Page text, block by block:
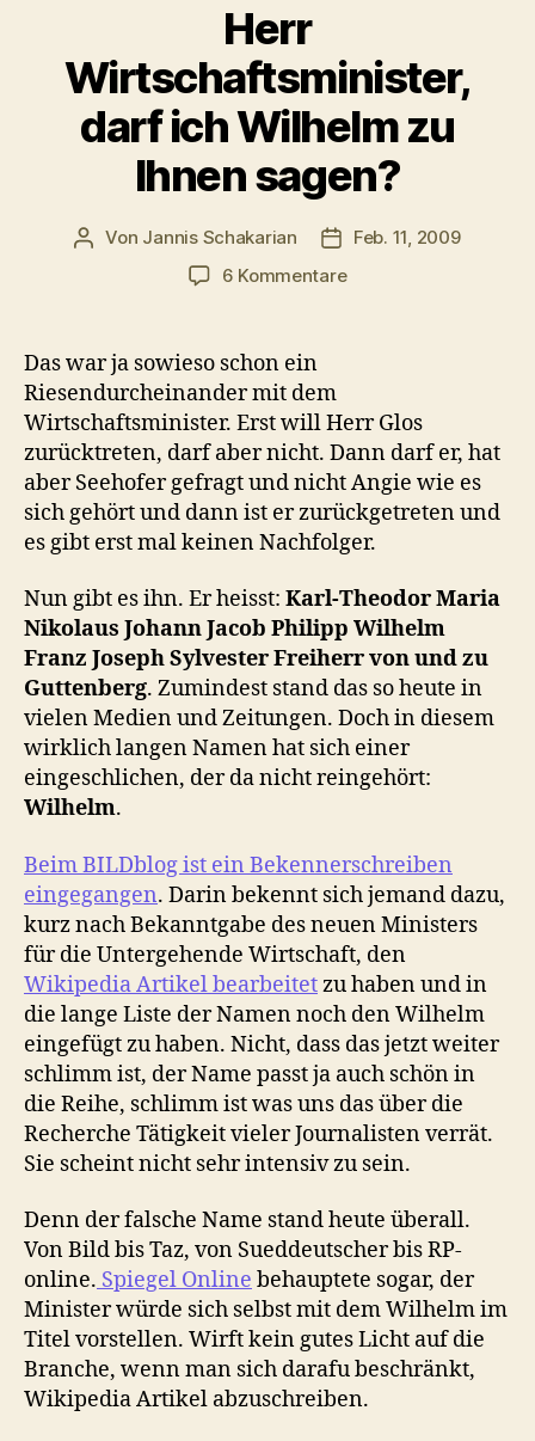
Herr
Wirtschaftsminister,
darf ich Wilhelm zu
Ihnen sagen?
Beitragsautor
Von Jannis Schakarian
Feb. 11, 2009
6 Kommentarezu
zu
Ihnen
sagen?
Das war ja sowieso schon ein
Riesendurcheinander mit dem
Wirtschaftsminister. Erst will Herr Glos
zurücktreten, darf aber nicht. Dann darf er, hat
aber Seehofer gefragt und nicht Angie wie es
sich gehört und dann ist er zurückgetreten und
es gibt erst mal keinen Nachfolger.
Nun gibt es ihn. Er heisst: Karl-Theodor Maria
Nikolaus Johann Jacob Philipp Wilhelm
Franz Joseph Sylvester Freiherr von und zu
Guttenberg. Zumindest stand das so heute in
vielen Medien und Zeitungen. Doch in diesem
wirklich langen Namen hat sich einer
eingeschlichen, der da nicht reingehört:
Wilhelm.
Beim BILDblog ist ein Bekennerschreiben
eingegangen. Darin bekennt sich jemand dazu,
kurz nach Bekanntgabe des neuen Ministers
für die Untergehende Wirtschaft, den
Wikipedia Artikel bearbeitetzu haben und in
die lange Liste der Namen noch den Wilhelm
eingefügt zu haben. Nicht, dass das jetzt weiter
schlimm ist, der Name passt ja auch schön in
die Reihe, schlimm ist was uns das über die
Recherche Tätigkeit vieler Journalisten verrät.
Sie scheint nicht sehr intensiv zu sein.
Denn der falsche Name stand heute überall.
Von Bild bis Taz, von Sueddeutscher bis RP-
online. Spiegel Online behauptete sogar, der
Minister würde sich selbst mit dem Wilhelm im
Titel vorstellen. Wirft kein gutes Licht auf die
Branche, wenn man sich darafu beschränkt,
Wikipedia Artikel abzuschreiben.